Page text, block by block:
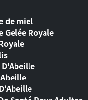
de miel
Gelée Royale